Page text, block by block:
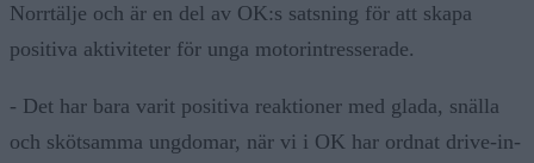
Norrtälje och är en del av OK:s satsning för att skapa
positiva aktiviteter för unga motorintresserade.
- Det har bara varit positiva reaktioner med glada, snälla
och skötsamma ungdomar, när vi i OK har ordnat drive-in-